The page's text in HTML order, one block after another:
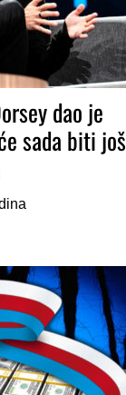
dao je
sada biti još